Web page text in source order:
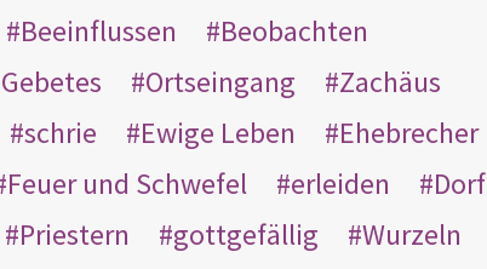
Beeinflussen
Beobachten
Ortseingang
Zachäus
schrie Ewige Leben
Ehebrecher
Feuer und Schwefel erleiden
Dorf
Priestern gottgefällig
Wurzeln